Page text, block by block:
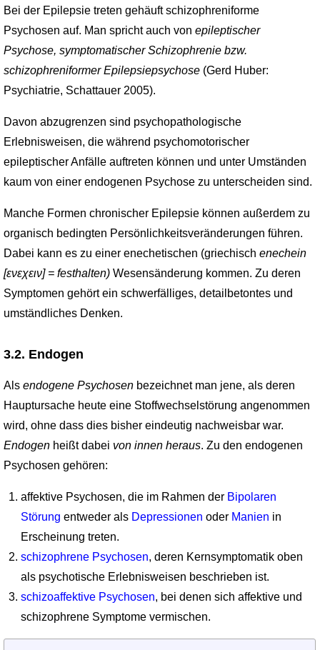
Bei der Epilepsie treten gehäuft schizophreniforme
Psychosen auf. Man spricht auch von epileptischer
Psychose, symptomatischer Schizophrenie bzw.
schizophreniformer Epilepsiepsychose(Gerd Huber:
Psychiatrie, Schattauer 2005).
Davon abzugrenzen sind psychopathologische
Erlebnisweisen, die während psycho­motorischer
epileptischer Anfälle auftreten können und unter Umständen
kaum von einer endogenen Psychose zu unterscheiden sind.
Manche Formen chronischer Epilepsie können außerdem zu
organisch bedingten Persönlichkeits­veränderungen führen.
Dabei kann es zu einer enechetischen (griechisch enechein
[ενεχειν] = festhalten)Wesensänderung kommen. Zu deren
Symptomen gehört ein schwerfälliges, detailbetontes und
umständliches Denken.
3.2. Endogen
Als endogene Psychosenbezeichnet man jene, als deren
Hauptursache heute eine Stoffwechselstörung angenommen
wird, ohne dass dies bisher eindeutig nachweisbar war.
Endogenheißt dabei von innen heraus. Zu den endogenen
Psychosen gehören:
affektive Psychosen, die im Rahmen der Bipolaren
Störung entweder als Depressionen oder Manien in
Erscheinung treten.
schizophrene Psychosen, deren Kernsymptomatik oben
als psychotische Erlebnisweisen beschrieben ist.
schizoaffektive Psychosen, bei denen sich affektive und
schizophrene Symptome vermischen.